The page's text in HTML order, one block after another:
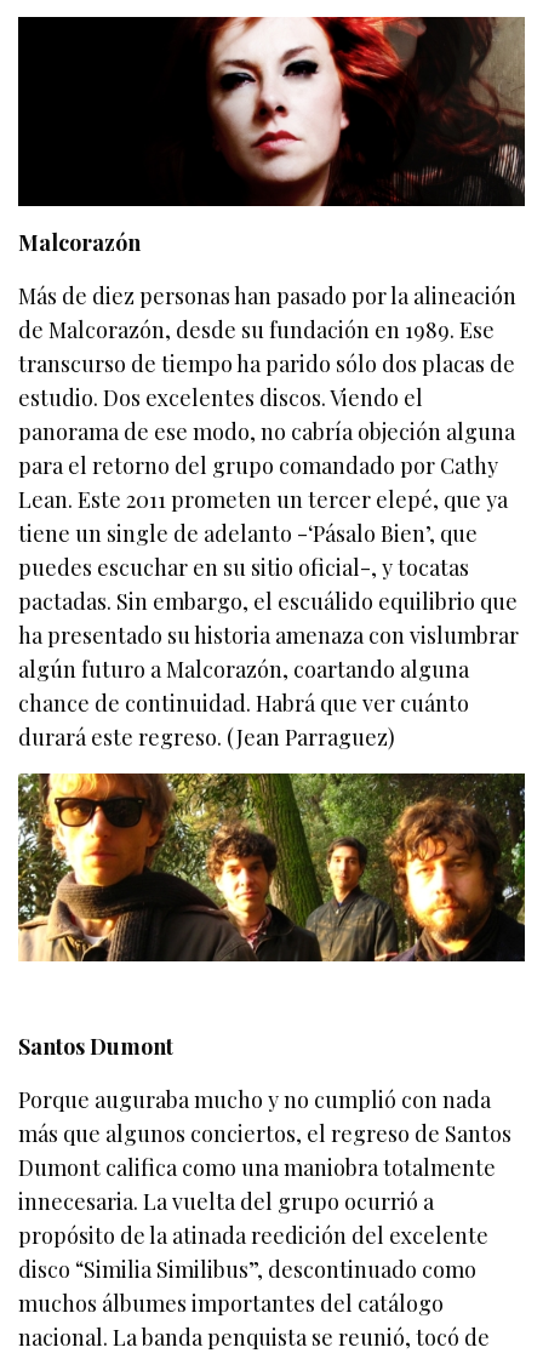
Malcorazón
Más de diez personas han pasado por la alineación
de Malcorazón, desde su fundación en 1989. Ese
transcurso de tiempo ha parido sólo dos placas de
estudio. Dos excelentes discos. Viendo el
panorama de ese modo, no cabría objeción alguna
para el retorno del grupo comandado por Cathy
Lean. Este 2011 prometen un tercer elepé, que ya
tiene un single de adelanto -‘Pásalo Bien’, que
puedes escuchar en su sitio oficial-, y tocatas
pactadas. Sin embargo, el escuálido equilibrio que
ha presentado su historia amenaza con vislumbrar
algún futuro a Malcorazón, coartando alguna
chance de continuidad. Habrá que ver cuánto
durará este regreso. (Jean Parraguez)
Santos Dumont
Porque auguraba mucho y no cumplió con nada
más que algunos conciertos, el regreso de Santos
Dumont califica como una maniobra totalmente
innecesaria. La vuelta del grupo ocurrió a
propósito de la atinada reedición del excelente
disco “Similia Similibus”, descontinuado como
muchos álbumes importantes del catálogo
nacional. La banda penquista se reunió, tocó de